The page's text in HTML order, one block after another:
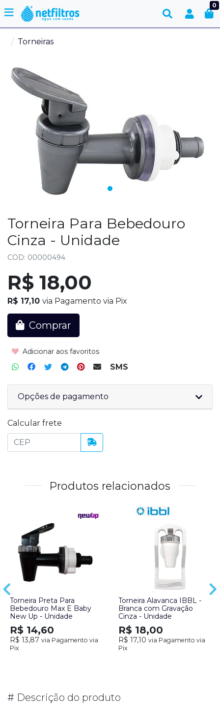
0
Torneiras
Torneira Para Bebedouro
Cinza - Unidade
COD: 00000494
R$ 18,00
R$ 17,10 via Pagamento via Pix
Comprar
Adicionar aos favoritos
SMS
Opções de pagamento
Calcular frete
Produtos relacionados
Torneira Preta Para
Bebedouro Max E Baby
New Up - Unidade
R$ 14,60
R$ 13,87 via Pagamento via
Pix
Torneira Alavanca IBBL -
Branca com Gravação
Cinza - Unidade
R$ 18,00
R$ 17,10 via Pagamento via
Pix
# Descrição do produto